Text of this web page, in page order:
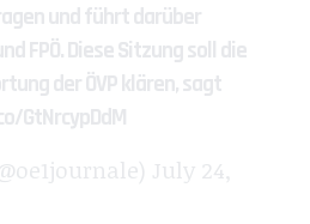
und führt darüber
FPÖ. Diese Sitzung soll die
der ÖVP klären, sagt
GtNrcypDdM
July 24,